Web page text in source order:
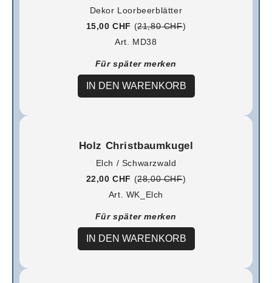
Dekor Loorbeerblätter
15,00 CHF (21,80 CHF)
Art. MD38
Für später merken
IN DEN WARENKORB
Holz Christbaumkugel
Elch / Schwarzwald
22,00 CHF (28,00 CHF)
Art. WK_Elch
Für später merken
IN DEN WARENKORB